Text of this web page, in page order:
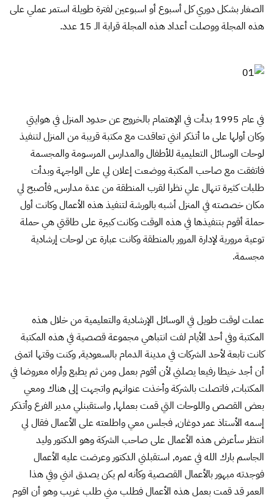
الصغار بشكل دوري كل أسبوع أو اسبوعين لفترة طويلة استمر عملي على
هذه المجلة ووصلت أعداد هذه المجلة قرابة الـ 15 عدد.
في عام 1995 بدأت في الإهتمام بالخروج عن حدود المنزل في هوايتي
وكان أولها على ما أتذكر انني تعاقدت مع مكتبة قريبة من المنزل لتنفيذ
لوحات الوسائل التعليمية للأطفال والمدارس المرسومة والمجسمة
فاتفقت مع صاحب المكتبة ووضعت إعلان لي على الواجهة وبدأت
طلبات كثيرة تنهال علي نظرا لقرب المنطقة من عدة مدارس, فأصبح لي
مكان خصصته في المنزل أشبه بالورشة لتنفيذ هذه الأعمال وكانت أول
حملة أقوم بتنفيذها في هذه الوقت وكانت كبيرة على طاقتي هي حملة
توعية مرورية لإدارة المرور بالمنطقة وكانت عبارة عن لوحات إرشادية
مجسمة.
عملت لوقت طويل في الوسائل الإرشادية والتعليمية من خلال هذه
المكتبة وفي أحد الأيام لفت انتباهي مجموعة قصصية في هذه المكتبة
كانت تابعة لأحد الشركات في مدينة الدمام بالسعودية, وكنت وقتها اتمنى
أن أجد خيطا رفيعا يصلني لأن أقوم بعمل ومن ثم يطبع وأراه معروضا في
المكتبات, فاتصلت بالشركة وأخذت عنوانهم واتجهت إلى هناك ومعي
بعض القصص واللوحات التي قمت بعملها, واستقبنلي مدير الفرع وأتذكر
إسمه الأستاذ عمر دوغان, فجلس معي واطلعته على الأعمال فقال لي
انتظر سأعرض هذه الأعمال على صاحب الشركة وهو الدكتور وليد
الجاسم بارك الله في عمره, استقبلني الدكتور وعرضت عليه الأعمال
فوجدته مبهور بالأعمال القصصية وكأنه لم يكن يصدق انني وفي هذا
العمر قد قمت بعمل هذه الأعمال فطلب مني طلب غريب وهو أن اقوم